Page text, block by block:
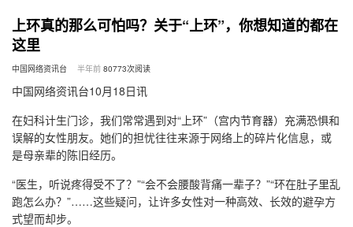
上环真的那么可怕吗？关于“上环”，你想知道的都在
这里
中国网络资讯台 半年前 80773次阅读
中国网络资讯台10月18日讯
在妇科计生门诊，我们常常遇到对“上环”（宫内节育器）充满恐惧和
误解的女性朋友。她们的担忧往往来源于网络上的碎片化信息，或
是母亲辈的陈旧经历。
“医生，听说疼得受不了？”“会不会腰酸背痛一辈子？”“环在肚子里乱
跑怎么办？”……这些疑问，让许多女性对一种高效、长效的避孕方
式望而却步。